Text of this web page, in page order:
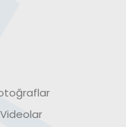
Videolar